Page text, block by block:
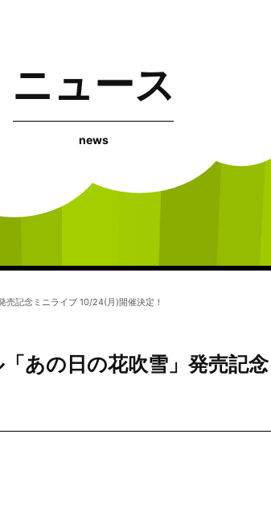
ニュース
news
売記念ミニライブ 10/24(月)開催決定！
あの日の花吹雪」発売記